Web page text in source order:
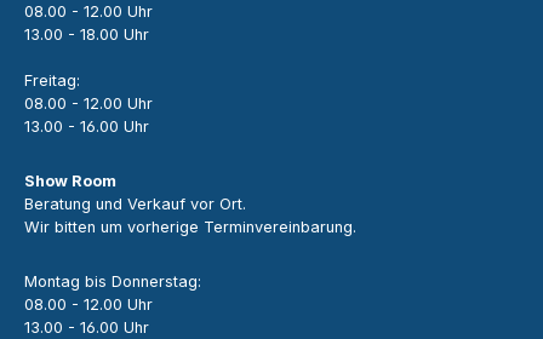
08.00 - 12.00 Uhr
13.00 - 18.00 Uhr
Freitag:
08.00 - 12.00 Uhr
13.00 - 16.00 Uhr
Show Room
Beratung und Verkauf vor Ort.
Wir bitten um vorherige Terminvereinbarung.
Montag bis Donnerstag:
08.00 - 12.00 Uhr
13.00 - 16.00 Uhr